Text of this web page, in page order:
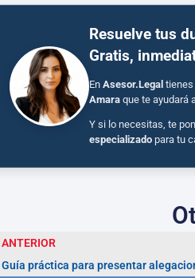
Resuelve tus
Gratis,
En Asesor.Legal
Amara que te ayudará
Y si lo necesitas, te
especializado para tu
ANTERIOR